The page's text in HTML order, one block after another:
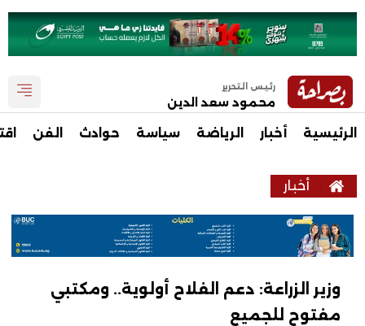
رئيس التحرير
محمود سعد الدين
الرئيسية أخبار الرياضة سياسة حوادث الفن
أخبار
وزير الزراعة: دعم الفلاح أولوية.. ومكتبي
مفتوح للجميع